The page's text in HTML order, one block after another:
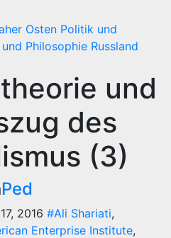
Osten Politik und
Philosophie Russland
und
des
(3)
Ped
2016 #Ali Shariati,
Enterprise Institute,